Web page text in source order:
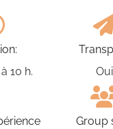
10 h.
Oui
Group